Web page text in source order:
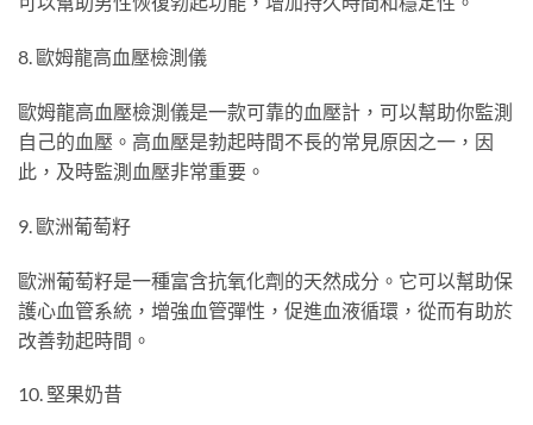
8. 歐姆龍高血壓檢測儀
歐姆龍高血壓檢測儀是一款可靠的血壓計，可以幫助你監測
自己的血壓。高血壓是勃起時間不長的常見原因之一，因
此，及時監測血壓非常重要。
9. 歐洲葡萄籽
歐洲葡萄籽是一種富含抗氧化劑的天然成分。它可以幫助保
護心血管系統，增強血管彈性，促進血液循環，從而有助於
改善勃起時間。
10. 堅果奶昔